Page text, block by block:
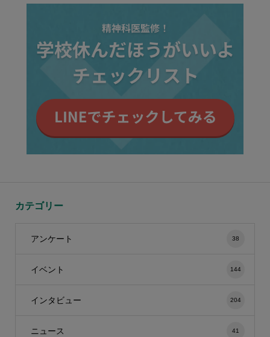
カテゴリー
アンケート 38
イベント 144
インタビュー 204
ニュース 41